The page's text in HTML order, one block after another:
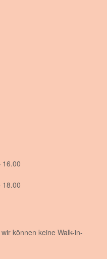
16.00
18.00
können keine Walk-in-